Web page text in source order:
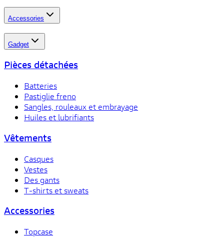
Accessories
Gadget
Pièces détachées
Batteries
Pastiglie freno
Sangles, rouleaux et embrayage
Huiles et lubrifiants
Vêtements
Casques
Vestes
Des gants
T-shirts et sweats
Accessories
Topcase